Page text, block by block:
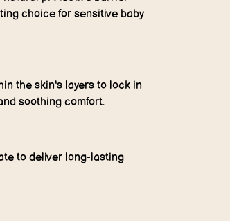
choice for sensitive baby
the skin's layers to lock in
soothing comfort.
to deliver long-lasting